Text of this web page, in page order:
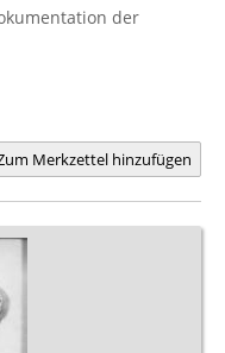
der
Merkzettel hinzufügen